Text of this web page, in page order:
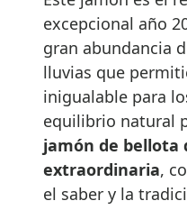
excepcional año
gran abundancia
lluvias que
inigualable para
equilibrio natural
jamón de bellota
extraordinaria,
el saber y la